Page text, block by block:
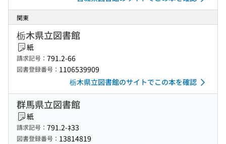
関東
栃木県立図書館
紙
請求記号： 791.2-66
図書登録番号： 1106539909
栃木県立図書館のサイトでこの本を確認
群馬県立図書館
紙
請求記号： 791.2-ﾈ33
図書登録番号： 13814819